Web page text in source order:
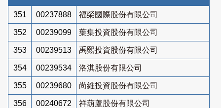
351 00237888 福榮國際股份有限公司
352 00239099 葉集投資股份有限公司
353 00239513 禹熙投資股份有限公司
354 00239534 洛淇股份有限公司
355 00239680 尚維投資股份有限公司
356 00240672 祥葫蘆股份有限公司